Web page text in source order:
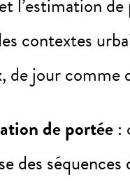
l’estimation
contextes
de jour comme
de portée:
des séquences